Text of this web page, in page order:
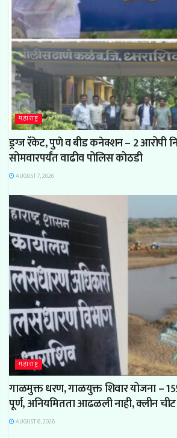
महाराष्ट्र
ड्रग्ज रॅकेट, पुणे व बीड कनेक्शन – 2 आरोपी
सोमवारपर्यंत वाढीव पोलिस कोठडी
AUGUST 7, 2026
महाराष्ट्र
गाळमुक्त धरण, गाळयुक्त शिवार योजना –
पूर्ण, अनियमितता आढळली नाही, क्लीन चीट
AUGUST 6, 2026